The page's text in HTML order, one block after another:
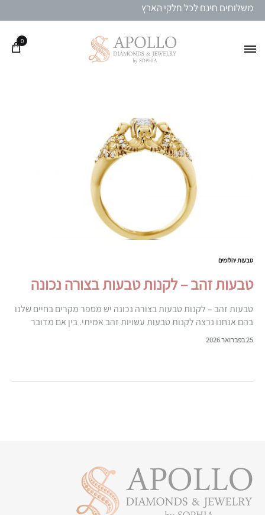
משלוחים חינם לכל חלקי הארץ
0
טבעות יהלומים
טבעות זהב – לקנות טבעות בצורה נכונה
טבעות זהב – לקנות טבעות בצורה נכונה יש מספר מקרים בחיים שלנו
בהם אנחנו נרצה לקנות טבעות עשויות זהב אמיתי. בין אם מדובר
בטבעות אירוסין, טבעות נישואין, או טבעות שמיועדות…
25 בפברואר 2026